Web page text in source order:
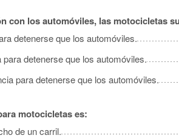
con los automóviles, las motocicletas
detenerse que los automóviles.
detenerse que los automóviles.
para detenerse que los automóviles.
motocicletas es:
de un carril.